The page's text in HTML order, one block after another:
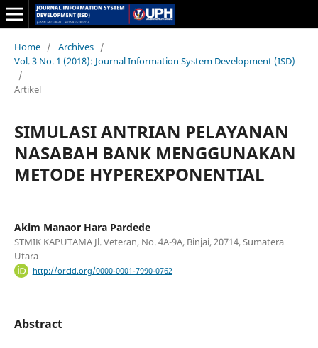
Home / Archives /
Vol. 3 No. 1 (2018): Journal Information System Development (ISD)
/
Artikel
SIMULASI ANTRIAN PELAYANAN
NASABAH BANK MENGGUNAKAN
METODE HYPEREXPONENTIAL
Akim Manaor Hara Pardede
STMIK KAPUTAMA Jl. Veteran, No. 4A-9A, Binjai, 20714, Sumatera
Utara
http://orcid.org/0000-0001-7990-0762
Abstract